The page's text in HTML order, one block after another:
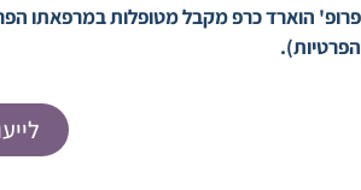
פרופ' הוארד כרפ מקבל מטופלות במרפאתו
הפרטיות).